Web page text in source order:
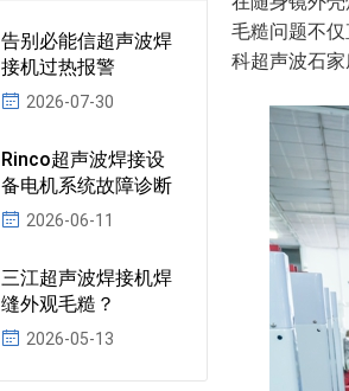
告别必能信超声波焊
接机过热报警
2026-07-30
Rinco超声波焊接设
备电机系统故障诊断
2026-06-11
三江超声波焊接机焊
缝外观毛糙？
2026-05-13
毛糙问题不
科超声波石